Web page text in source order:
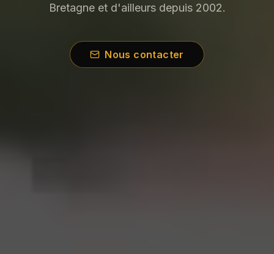
Bretagne et d'ailleurs depuis 2002.
Nous contacter